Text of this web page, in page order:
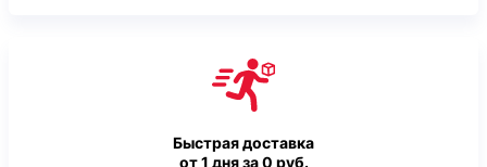
Быстрая доставка
от 1 дня за 0 руб.